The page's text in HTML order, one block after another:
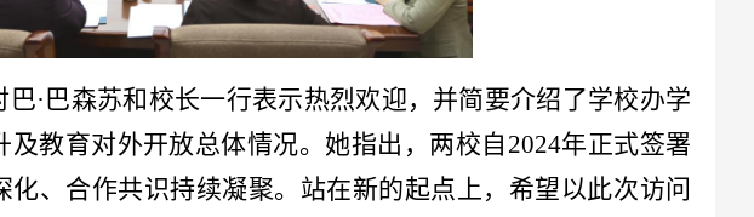
巴·巴森苏和校长一行表示热烈欢迎，并简要介绍了学校办学
教育对外开放总体情况。她指出， 两校自 2024年正式签署
化、 合作共识持续凝聚。站在新的起点上，希望以此次访问